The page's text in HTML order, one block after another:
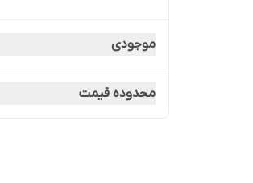
موجودی
محدوده قیمت